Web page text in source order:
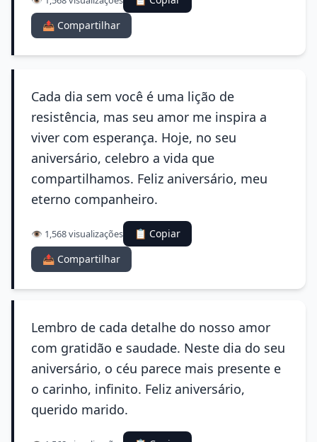
📤 Compartilhar
Cada dia sem você é uma lição de
resistência, mas seu amor me inspira a
viver com esperança. Hoje, no seu
aniversário, celebro a vida que
compartilhamos. Feliz aniversário, meu
eterno companheiro.
👁️ 1,568 visualizações
📋 Copiar
📤 Compartilhar
Lembro de cada detalhe do nosso amor
com gratidão e saudade. Neste dia do seu
aniversário, o céu parece mais presente e
o carinho, infinito. Feliz aniversário,
querido marido.